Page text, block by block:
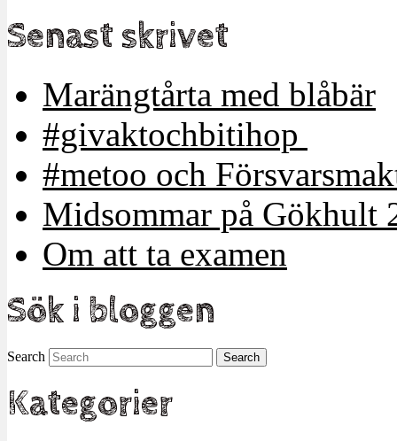
Senast skrivet
Marängtårta med blåbär
#givaktochbitihop
#metoo och
Midsommar på Gökhult
Om att ta examen
Sök i bloggen
Search
Kategorier